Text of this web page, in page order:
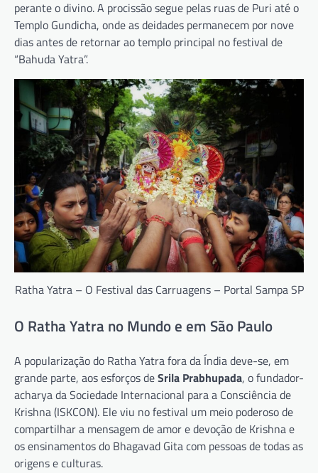
perante o divino. A procissão segue pelas ruas de Puri até o
Templo Gundicha, onde as deidades permanecem por nove
dias antes de retornar ao templo principal no festival de
“Bahuda Yatra”.
Ratha Yatra – O Festival das Carruagens – Portal Sampa SP
O Ratha Yatra no Mundo e em São Paulo
A popularização do Ratha Yatra fora da Índia deve-se, em
grande parte, aos esforços deSrila Prabhupada, o fundador-
acharya da Sociedade Internacional para a Consciência de
Krishna (ISKCON). Ele viu no festival um meio poderoso de
compartilhar a mensagem de amor e devoção de Krishna e
os ensinamentos do Bhagavad Gita com pessoas de todas as
origens e culturas.